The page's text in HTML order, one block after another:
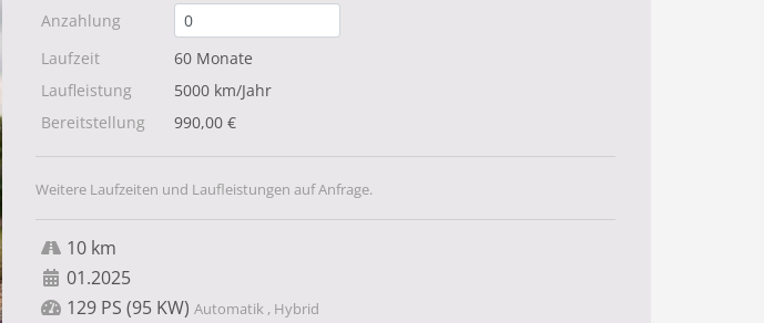
Anzahlung
Laufzeit
60 Monate
Laufleistung
5000 km/Jahr
Bereitstellung
990,00 €
Weitere Laufzeiten und Laufleistungen auf Anfrage.
10 km
01.2025
129 PS (95 KW) Automatik , Hybrid